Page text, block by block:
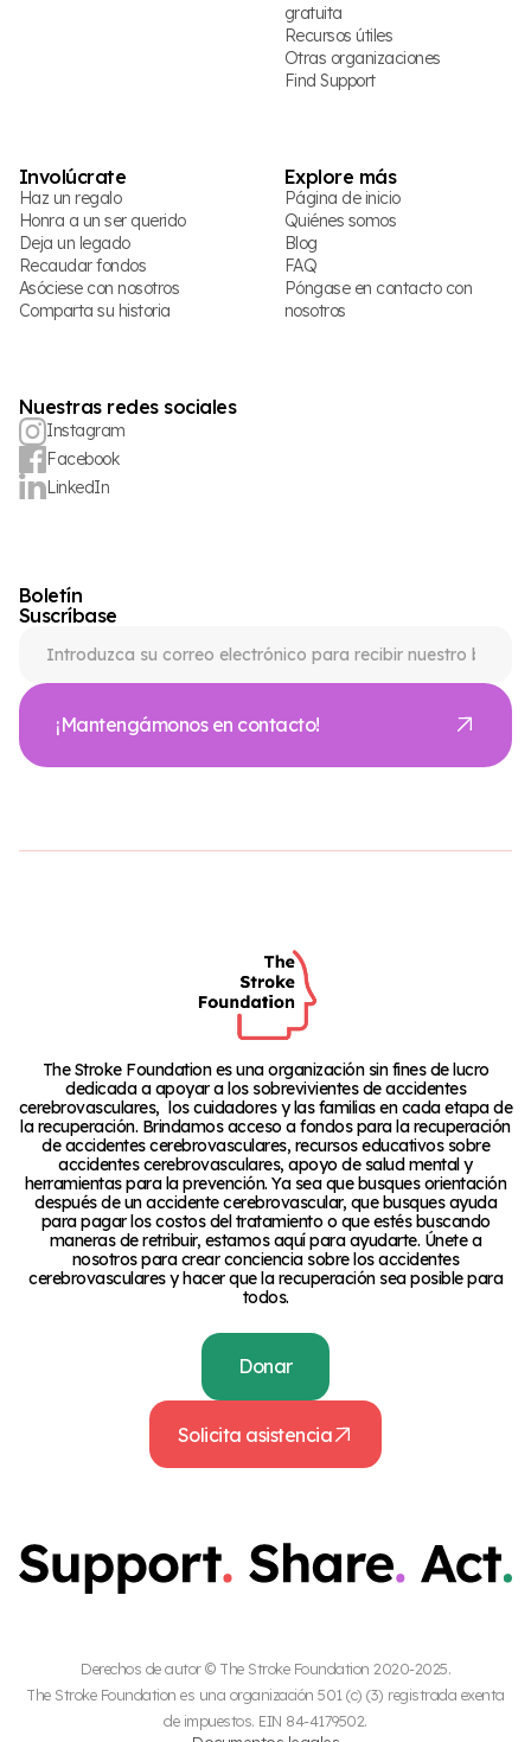
gratuita
Recursos útiles
Otras organizaciones
Find Support
Involúcrate
Haz un regalo
Honra a un ser querido
Deja un legado
Recaudar fondos
Asóciese con nosotros
Comparta su historia
Explore más
Página de inicio
Quiénes somos
Blog
FAQ
Póngase en contacto con
nosotros
Nuestras redes sociales
Instagram
Facebook
LinkedIn
Boletín
Suscríbase
¡Mantengámonos en contacto!
The Stroke Foundation es una organización sin fines de lucro
dedicada a apoyar a los sobrevivientes de accidentes
cerebrovasculares, los cuidadores y las familias en cada etapa de
la recuperación. Brindamos acceso a fondos para la recuperación
de accidentes cerebrovasculares, recursos educativos sobre
accidentes cerebrovasculares, apoyo de salud mental y
herramientas para la prevención. Ya sea que busques orientación
después de un accidente cerebrovascular, que busques ayuda
para pagar los costos del tratamiento o que estés buscando
maneras de retribuir, estamos aquí para ayudarte. Únete a
nosotros para crear conciencia sobre los accidentes
cerebrovasculares y hacer que la recuperación sea posible para
todos.
Donar
Solicita asistencia
Derechos de autor © The Stroke Foundation 2020-2025.
The Stroke Foundation es una organización 501 (c) (3) registrada exenta
de impuestos. EIN 84-4179502.